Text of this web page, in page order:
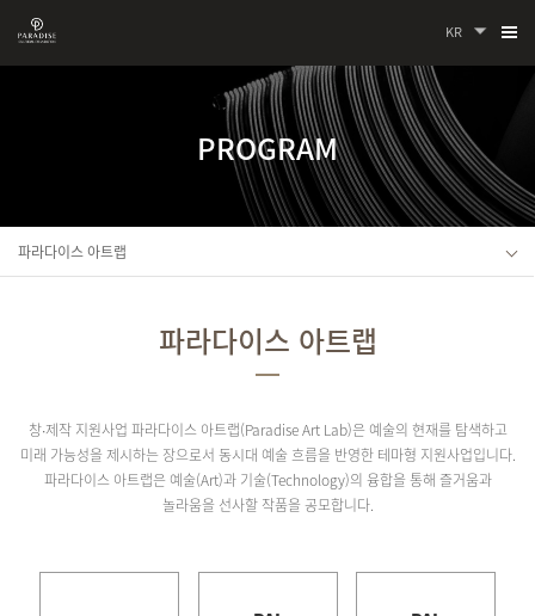
KR
PROGRAM
파라다이스 아트랩
파라다이스 아트랩
창∙제작 지원사업 파라다이스 아트랩(Paradise Art Lab)은 예술의 현재를 탐색하고
미래 가능성을 제시하는 장으로서 동시대 예술 흐름을 반영한 테마형 지원사업입니다.
파라다이스 아트랩은 예술(Art)과 기술(Technology)의 융합을 통해 즐거움과
놀라움을 선사할 작품을 공모합니다.